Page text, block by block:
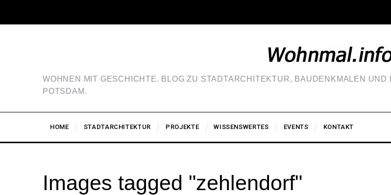
WOHNEN MIT GESCHICHTE. BLOG ZU STADTARCHITEKTUR, BAUDENKMALEN
POTSDAM.
HOME STADTARCHITEKTUR PROJEKTE WISSENSWERTES EVENTS KONTAKT
Images tagged "zehlendorf"